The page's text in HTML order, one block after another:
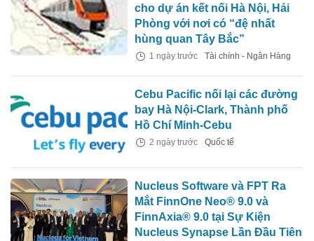
cho dự án kết nối Hà Nội, Hải
Phòng với nơi có “đệ nhất
hùng quan Tây Bắc”
1 ngày trước Tài chính - Ngân Hàng
Cebu Pacific nối lại các đường
bay Hà Nội-Clark, Thành phố
Hồ Chí Minh-Cebu
2 ngày trước Quốc tế
Nucleus Software và FPT Ra
Mắt FinnOne Neo® 9.0 và
FinnAxia® 9.0 tại Sự Kiện
Nucleus Synapse Lần Đầu Tiên